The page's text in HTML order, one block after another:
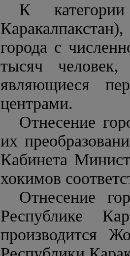
К
города с
тысяч человек,
являющиеся
центрами.
Отнесение
их
Кабинета
хокимов
Отнесение
Республике
производится